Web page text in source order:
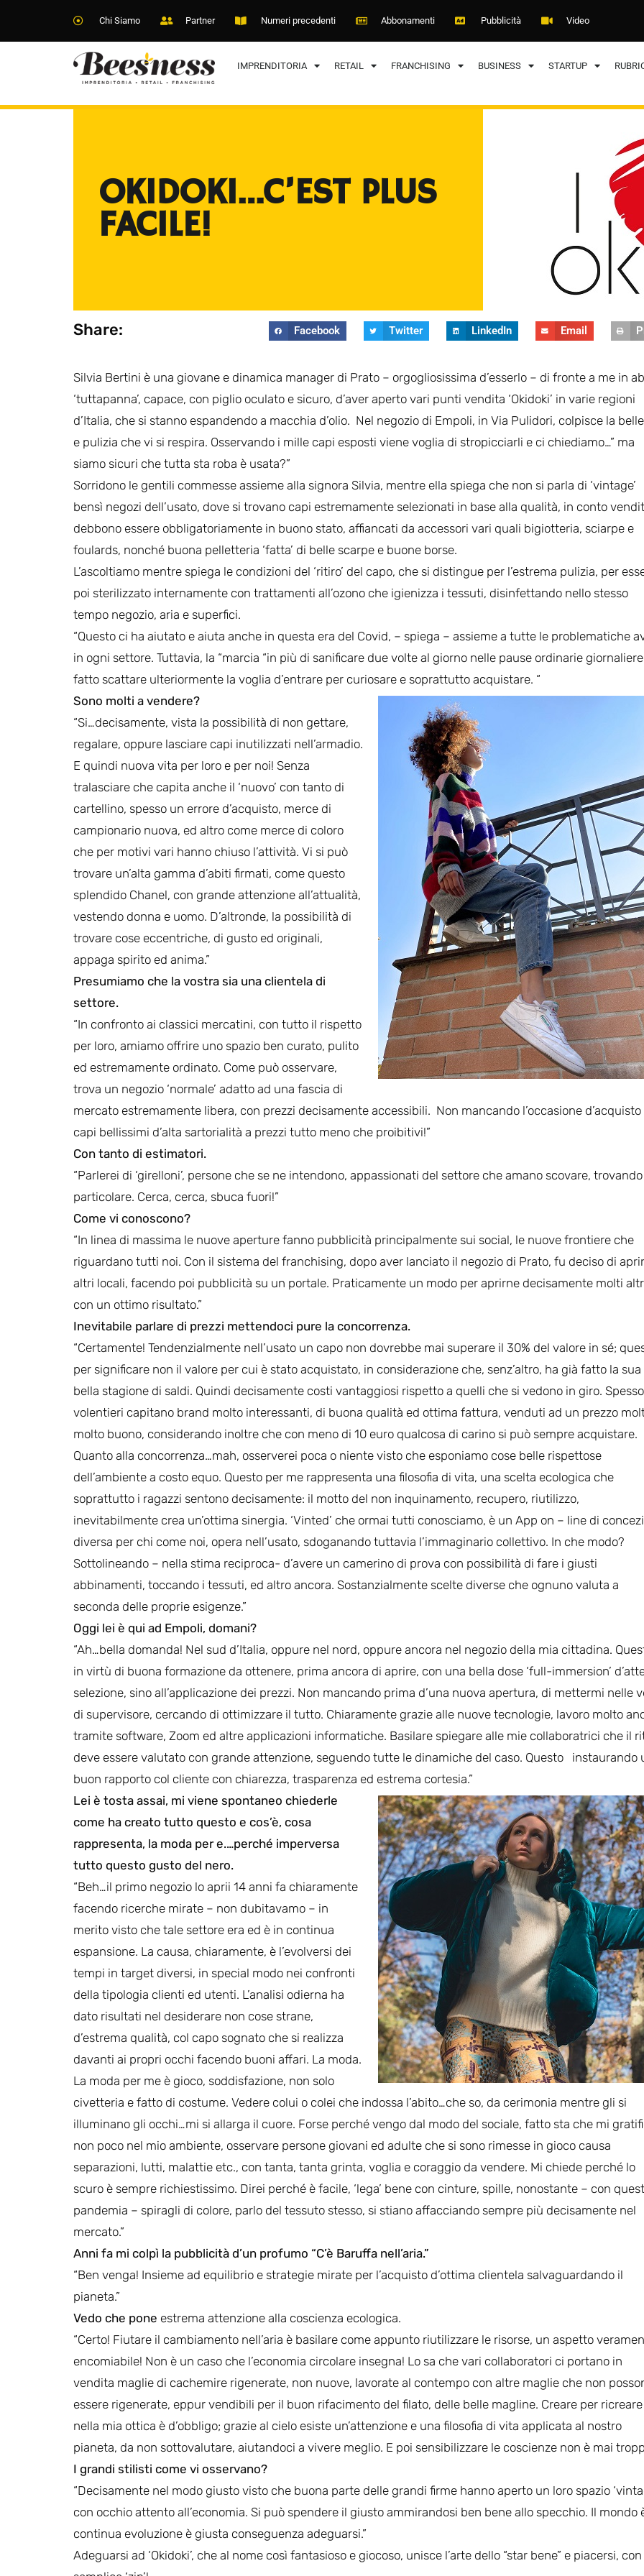
Chi Siamo Partner Numeri precedenti Abbonamenti Pubblicità Video
IMPRENDITORIA RETAIL FRANCHISING BUSINESS STARTUP
OKIDOKI…C’EST PLUS
FACILE!
Share: Facebook Twitter LinkedIn Email
Silvia Bertini è una giovane e dinamica manager di Prato – orgogliosissima d’esserlo – di fronte a me in
‘tuttapanna’, capace, con piglio oculato e sicuro, d’aver aperto vari punti vendita ‘Okidoki’ in varie regioni
d’Italia, che si stanno espandendo a macchia d’olio. Nel negozio di Empoli, in Via Pulidori, colpisce la
e pulizia che vi si respira. Osservando i mille capi esposti viene voglia di stropicciarli e ci chiediamo…” ma
siamo sicuri che tutta sta roba è usata?”
Sorridono le gentili commesse assieme alla signora Silvia, mentre ella spiega che non si parla di ‘vintage’
bensì negozi dell’usato, dove si trovano capi estremamente selezionati in base alla qualità, in conto
debbono essere obbligatoriamente in buono stato, affiancati da accessori vari quali bigiotteria, sciarpe e
foulards, nonché buona pelletteria ‘fatta’ di belle scarpe e buone borse.
L’ascoltiamo mentre spiega le condizioni del ‘ritiro’ del capo, che si distingue per l’estrema pulizia, per
poi sterilizzato internamente con trattamenti all’ozono che igienizza i tessuti, disinfettando nello stesso
tempo negozio, aria e superfici.
“Questo ci ha aiutato e aiuta anche in questa era del Covid, – spiega – assieme a tutte le problematiche
in ogni settore. Tuttavia, la “marcia “in più di sanificare due volte al giorno nelle pause ordinarie
fatto scattare ulteriormente la voglia d’entrare per curiosare e soprattutto acquistare. “
Sono molti a vendere?
“Si…decisamente, vista la possibilità di non gettare,
regalare, oppure lasciare capi inutilizzati nell’armadio.
E quindi nuova vita per loro e per noi! Senza
tralasciare che capita anche il ‘nuovo’ con tanto di
cartellino, spesso un errore d’acquisto, merce di
campionario nuova, ed altro come merce di coloro
che per motivi vari hanno chiuso l’attività. Vi si può
trovare un’alta gamma d’abiti firmati, come questo
splendido Chanel, con grande attenzione all’attualità,
vestendo donna e uomo. D’altronde, la possibilità di
trovare cose eccentriche, di gusto ed originali,
appaga spirito ed anima.”
Presumiamo che la vostra sia una clientela di
settore.
“In confronto ai classici mercatini, con tutto il rispetto
per loro, amiamo offrire uno spazio ben curato, pulito
ed estremamente ordinato. Come può osservare,
trova un negozio ‘normale’ adatto ad una fascia di
mercato estremamente libera, con prezzi decisamente accessibili. Non mancando l’occasione d’acquisto
capi bellissimi d’alta sartorialità a prezzi tutto meno che proibitivi!”
Con tanto di estimatori.
“Parlerei di ‘girelloni’, persone che se ne intendono, appassionati del settore che amano scovare,
particolare. Cerca, cerca, sbuca fuori!”
Come vi conoscono?
“In linea di massima le nuove aperture fanno pubblicità principalmente sui social, le nuove frontiere che
riguardano tutti noi. Con il sistema del franchising, dopo aver lanciato il negozio di Prato, fu deciso di
altri locali, facendo poi pubblicità su un portale. Praticamente un modo per aprirne decisamente molti
con un ottimo risultato.”
Inevitabile parlare di prezzi mettendoci pure la concorrenza.
“Certamente! Tendenzialmente nell’usato un capo non dovrebbe mai superare il 30% del valore in sé;
per significare non il valore per cui è stato acquistato, in considerazione che, senz’altro, ha già fatto la sua
bella stagione di saldi. Quindi decisamente costi vantaggiosi rispetto a quelli che si vedono in giro.
volentieri capitano brand molto interessanti, di buona qualità ed ottima fattura, venduti ad un prezzo
molto buono, considerando inoltre che con meno di 10 euro qualcosa di carino si può sempre acquistare.
Quanto alla concorrenza…mah, osserverei poca o niente visto che esponiamo cose belle rispettose
dell’ambiente a costo equo. Questo per me rappresenta una filosofia di vita, una scelta ecologica che
soprattutto i ragazzi sentono decisamente: il motto del non inquinamento, recupero, riutilizzo,
inevitabilmente crea un’ottima sinergia. ‘Vinted’ che ormai tutti conosciamo, è un App on – line di
diversa per chi come noi, opera nell’usato, sdoganando tuttavia l’immaginario collettivo. In che modo?
Sottolineando – nella stima reciproca- d’avere un camerino di prova con possibilità di fare i giusti
abbinamenti, toccando i tessuti, ed altro ancora. Sostanzialmente scelte diverse che ognuno valuta a
seconda delle proprie esigenze.”
Oggi lei è qui ad Empoli, domani?
“Ah…bella domanda! Nel sud d’Italia, oppure nel nord, oppure ancora nel negozio della mia cittadina.
in virtù di buona formazione da ottenere, prima ancora di aprire, con una bella dose ‘full-immersion’
selezione, sino all’applicazione dei prezzi. Non mancando prima d’una nuova apertura, di mettermi nelle
di supervisore, cercando di ottimizzare il tutto. Chiaramente grazie alle nuove tecnologie, lavoro molto
tramite software, Zoom ed altre applicazioni informatiche. Basilare spiegare alle mie collaboratrici che il
deve essere valutato con grande attenzione, seguendo tutte le dinamiche del caso. Questo instaurando
buon rapporto col cliente con chiarezza, trasparenza ed estrema cortesia.”
Lei è tosta assai, mi viene spontaneo chiederle
come ha creato tutto questo e cos’è, cosa
rappresenta, la moda per e.…perché imperversa
tutto questo gusto del nero.
“Beh…il primo negozio lo aprii 14 anni fa chiaramente
facendo ricerche mirate – non dubitavamo – in
merito visto che tale settore era ed è in continua
espansione. La causa, chiaramente, è l’evolversi dei
tempi in target diversi, in special modo nei confronti
della tipologia clienti ed utenti. L’analisi odierna ha
dato risultati nel desiderare non cose strane,
d’estrema qualità, col capo sognato che si realizza
davanti ai propri occhi facendo buoni affari. La moda.
La moda per me è gioco, soddisfazione, non solo
civetteria e fatto di costume. Vedere colui o colei che indossa l’abito…che so, da cerimonia mentre gli si
illuminano gli occhi…mi si allarga il cuore. Forse perché vengo dal modo del sociale, fatto sta che mi
non poco nel mio ambiente, osservare persone giovani ed adulte che si sono rimesse in gioco causa
separazioni, lutti, malattie etc., con tanta, tanta grinta, voglia e coraggio da vendere. Mi chiede perché lo
scuro è sempre richiestissimo. Direi perché è facile, ‘lega’ bene con cinture, spille, nonostante – con
pandemia – spiragli di colore, parlo del tessuto stesso, si stiano affacciando sempre più decisamente nel
mercato.”
Anni fa mi colpì la pubblicità d’un profumo “C’è Baruffa nell’aria.”
“Ben venga! Insieme ad equilibrio e strategie mirate per l’acquisto d’ottima clientela salvaguardando il
pianeta.”
Vedo che pone estrema attenzione alla coscienza ecologica.
“Certo! Fiutare il cambiamento nell’aria è basilare come appunto riutilizzare le risorse, un aspetto
encomiabile! Non è un caso che l’economia circolare insegna! Lo sa che vari collaboratori ci portano in
vendita maglie di cachemire rigenerate, non nuove, lavorate al contempo con altre maglie che non
essere rigenerate, eppur vendibili per il buon rifacimento del filato, delle belle magline. Creare per ricreare
nella mia ottica è d’obbligo; grazie al cielo esiste un’attenzione e una filosofia di vita applicata al nostro
pianeta, da non sottovalutare, aiutandoci a vivere meglio. E poi sensibilizzare le coscienze non è mai
I grandi stilisti come vi osservano?
“Decisamente nel modo giusto visto che buona parte delle grandi firme hanno aperto un loro spazio
con occhio attento all’economia. Si può spendere il giusto ammirandosi ben bene allo specchio. Il mondo
continua evoluzione è giusta conseguenza adeguarsi.”
Adeguarsi ad ‘Okidoki’, che al nome così fantasioso e giocoso, unisce l’arte dello “star bene” e piacersi,